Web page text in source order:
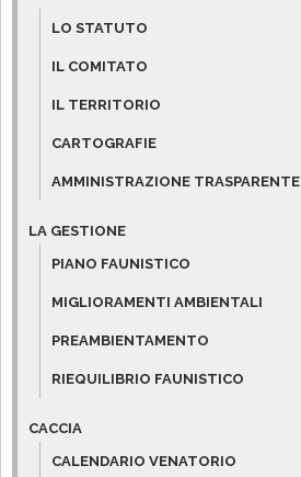
LO STATUTO
IL COMITATO
IL TERRITORIO
CARTOGRAFIE
AMMINISTRAZIONE TRASPARENTE
LA GESTIONE
PIANO FAUNISTICO
MIGLIORAMENTI AMBIENTALI
PREAMBIENTAMENTO
RIEQUILIBRIO FAUNISTICO
CACCIA
CALENDARIO VENATORIO